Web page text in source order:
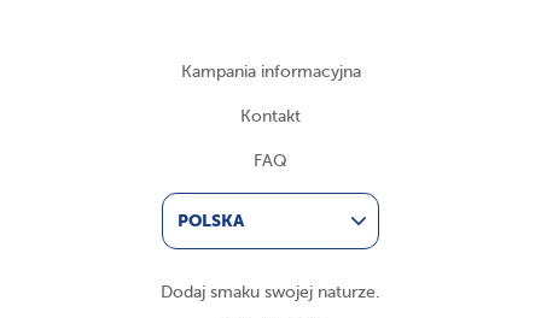
Kampania informacyjna
Kontakt
FAQ
POLSKA
Dodaj smaku swojej naturze.